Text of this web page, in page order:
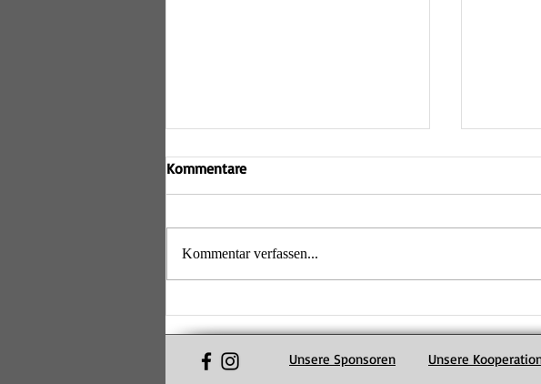
Pärchenturnier der Lechrain
Volleys ein voller Erfolg
Kommentare
Kommentar verfassen...
Unsere Sponsoren Unsere